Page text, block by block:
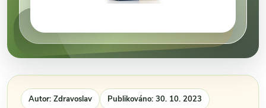
Autor: Zdravoslav Publikováno: 30. 10. 2023